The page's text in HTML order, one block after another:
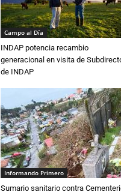
Campo al Día
INDAP potencia recambio
generacional en visita de
de INDAP
Informando Primero
Sumario sanitario contra